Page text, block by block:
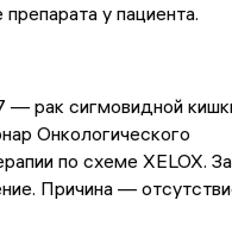
у пациента.
— рак сигмовидной
Онкологического
по схеме XELOX. За
Причина —